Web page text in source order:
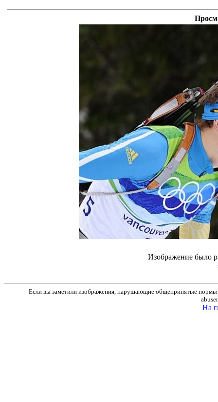
Изображение было
Если вы заметили изображения, нарушающие общепринятые нормы
На